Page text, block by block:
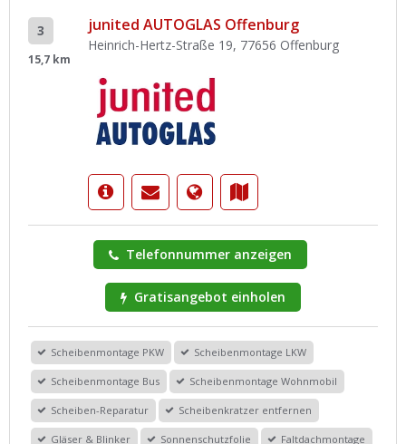
3
15,7 km
junited AUTOGLAS Offenburg
Heinrich-Hertz-Straße 19, 77656 Offenburg
Telefonnummer anzeigen
Gratisangebot einholen
Scheibenmontage PKW Scheibenmontage LKW
Scheibenmontage Bus Scheibenmontage Wohnmobil
Scheiben-Reparatur Scheibenkratzer entfernen
Gläser & Blinker Sonnenschutzfolie Faltdachmontage